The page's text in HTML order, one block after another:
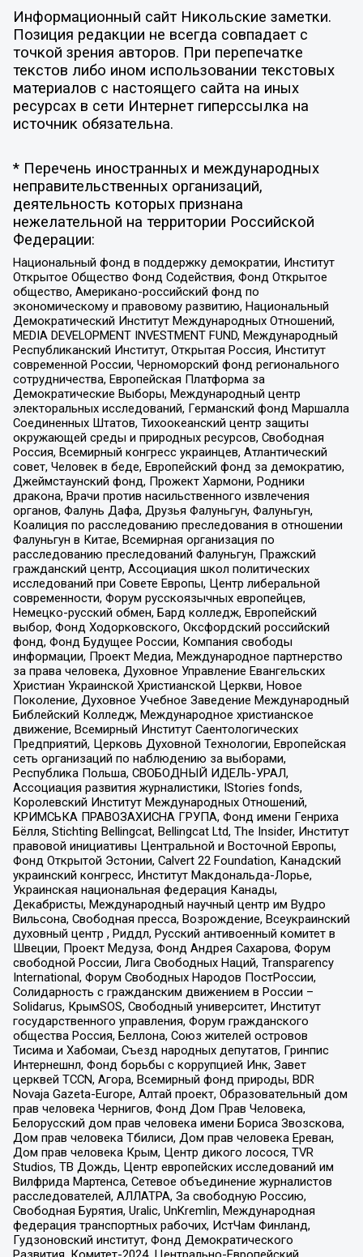
Информационный сайт Никольские заметки.
Позиция редакции не всегда совпадает с
точкой зрения авторов. При перепечатке
текстов либо ином использовании текстовых
материалов с настоящего сайта на иных
ресурсах в сети Интернет гиперссылка на
источник обязательна.
* Перечень иностранных и международных
неправительственных организаций,
деятельность которых признана
нежелательной на территории Российской
Федерации:
Национальный фонд в поддержку демократии, Институт
Открытое Общество Фонд Содействия, Фонд Открытое
общество, Американо-российский фонд по
экономическому и правовому развитию, Национальный
Демократический Институт Международных Отношений,
MEDIA DEVELOPMENT INVESTMENT FUND, Международный
Республиканский Институт, Открытая Россия, Институт
современной России, Черноморский фонд регионального
сотрудничества, Европейская Платформа за
Демократические Выборы, Международный центр
электоральных исследований, Германский фонд Маршалла
Соединенных Штатов, Тихоокеанский центр защиты
окружающей среды и природных ресурсов, Свободная
Россия, Всемирный конгресс украинцев, Атлантический
совет, Человек в беде, Европейский фонд за демократию,
Джеймстаунский фонд, Прожект Хармони, Родники
дракона, Врачи против насильственного извлечения
органов, Фалунь Дафа, Друзья Фалуньгун, Фалуньгун,
Коалиция по расследованию преследования в отношении
Фалуньгун в Китае, Всемирная организация по
расследованию преследований Фалуньгун, Пражский
гражданский центр, Ассоциация школ политических
исследований при Совете Европы, Центр либеральной
современности, Форум русскоязычных европейцев,
Немецко-русский обмен, Бард колледж, Европейский
выбор, Фонд Ходорковского, Оксфордский российский
фонд, Фонд Будущее России, Компания свободы
информации, Проект Медиа, Международное партнерство
за права человека, Духовное Управление Евангельских
Христиан Украинской Христианской Церкви, Новое
Поколение, Духовное Учебное Заведение Международный
Библейский Колледж, Международное христианское
движение, Всемирный Институт Саентологических
Предприятий, Церковь Духовной Технологии, Европейская
сеть организаций по наблюдению за выборами,
Республика Польша, СВОБОДНЫЙ ИДЕЛЬ-УРАЛ,
Ассоциация развития журналистики, IStories fonds,
Королевский Институт Международных Отношений,
КРИМСЬКА ПРАВОЗАХИСНА ГРУПА, Фонд имени Генриха
Бёлля, Stichting Bellingcat, Bellingcat Ltd, The Insider, Институт
правовой инициативы Центральной и Восточной Европы,
Фонд Открытой Эстонии, Calvert 22 Foundation, Канадский
украинский конгресс, Институт Макдональда-Лорье,
Украинская национальная федерация Канады,
Декабристы, Международный научный центр им Вудро
Вильсона, Свободная пресса, Возрождение, Всеукраинский
духовный центр , Риддл, Русский антивоенный комитет в
Швеции, Проект Медуза, Фонд Андрея Сахарова, Форум
свободной России, Лига Свободных Наций, Transparеncy
International, Форум Свободных Народов ПостРоссии,
Солидарность с гражданским движением в России –
Solidarus, КрымSOS, Свободный университет, Институт
государственного управления, Форум гражданского
общества Россия, Беллона, Союз жителей островов
Тисима и Хабомаи, Съезд народных депутатов, Гринпис
Интернешнл, Фонд борьбы с коррупцией Инк, Завет
церквей TCCN, Агора, Всемирный фонд природы, BDR
Novaja Gazeta-Europe, Алтай проект, Образовательный дом
прав человека Чернигов, Фонд Дом Прав Человека,
Белорусский дом прав человека имени Бориса Звозскова,
Дом прав человека Тбилиси, Дом прав человека Ереван,
Дом прав человека Крым, Центр дикого лосося, TVR
Studios, ТВ Дождь, Центр европейских исследований им
Вилфрида Мартенса, Сетевое объединение журналистов
расследователей, АЛЛАТРА, За свободную Россию,
Свободная Бурятия, Uralic, UnKremlin, Международная
федерация транспортных рабочих, ИстЧам Финланд,
Гудзоновский институт, Фонд Демократического